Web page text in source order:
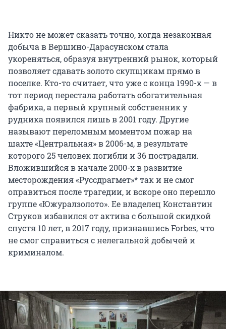
Никто не может сказать точно, когда незаконная
добыча в Вершино-Дарасунском стала
укореняться, образуя внутренний рынок, который
позволяет сдавать золото скупщикам прямо в
поселке. Кто-то считает, что уже с конца 1990-х — в
тот период перестала работать обогатительная
фабрика, а первый крупный собственник у
рудника появился лишь в 2001 году. Другие
называют переломным моментом пожар на
шахте «Центральная» в 2006-м, в результате
которого 25 человек погибли и 36 пострадали.
Вложившийся в начале 2000-х в развитие
месторождения «Руссдрагмет»* так и не смог
оправиться после трагедии, и вскоре оно перешло
группе «Южуралзолото». Ее владелец Константин
Струков избавился от актива с большой скидкой
спустя 10 лет, в 2017 году, признавшись Forbes, что
не смог справиться с нелегальной добычей и
криминалом.